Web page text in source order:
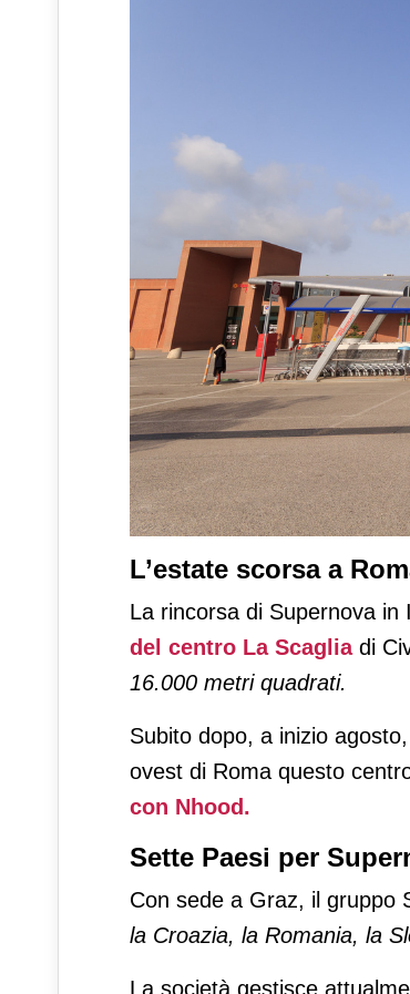
L’estate scorsa a
La rincorsa di Supernova
del centro La Scaglia di
16.000 metri quadrati.
Subito dopo, a inizio agosto,
ovest di Roma questo
con Nhood.
Sette Paesi per
Con sede a Graz, il gruppo
la Croazia, la Romania, la
La società gestisce